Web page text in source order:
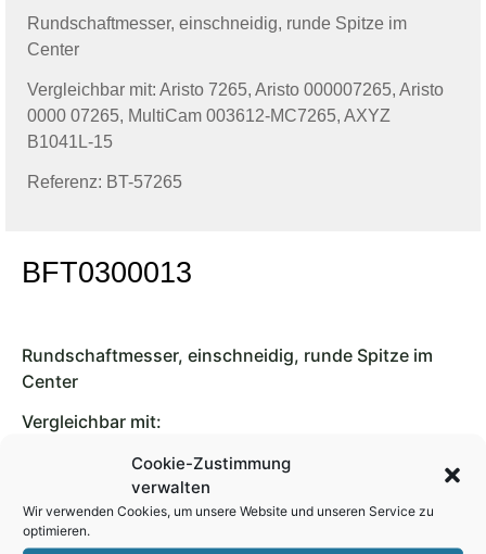
Cookie-Zustimmung
verwalten
Wir verwenden Cookies, um unsere Website und unseren Service zu
optimieren.
Rundschaftmesser, einschneidig, runde Spitze im
Center
Vergleichbar mit: Aristo 7265, Aristo 000007265, Aristo
0000 07265, MultiCam 003612-MC7265, AXYZ
B1041L-15
Referenz: BT-57265
BFT0300013
Rundschaftmesser, einschneidig, runde Spitze im
Center
Vergleichbar mit:
Aristo 000007265
Aristo 0000 07265